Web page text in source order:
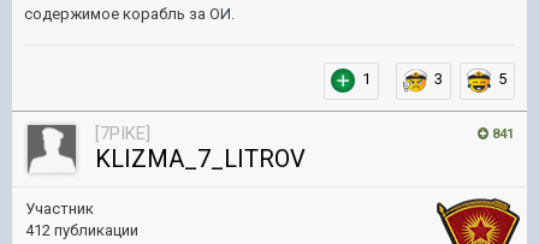
содержимое корабль за ОИ.
1 3 5
841
[7PIKE]
KLIZMA_7_LITROV
Участник
412 публикации